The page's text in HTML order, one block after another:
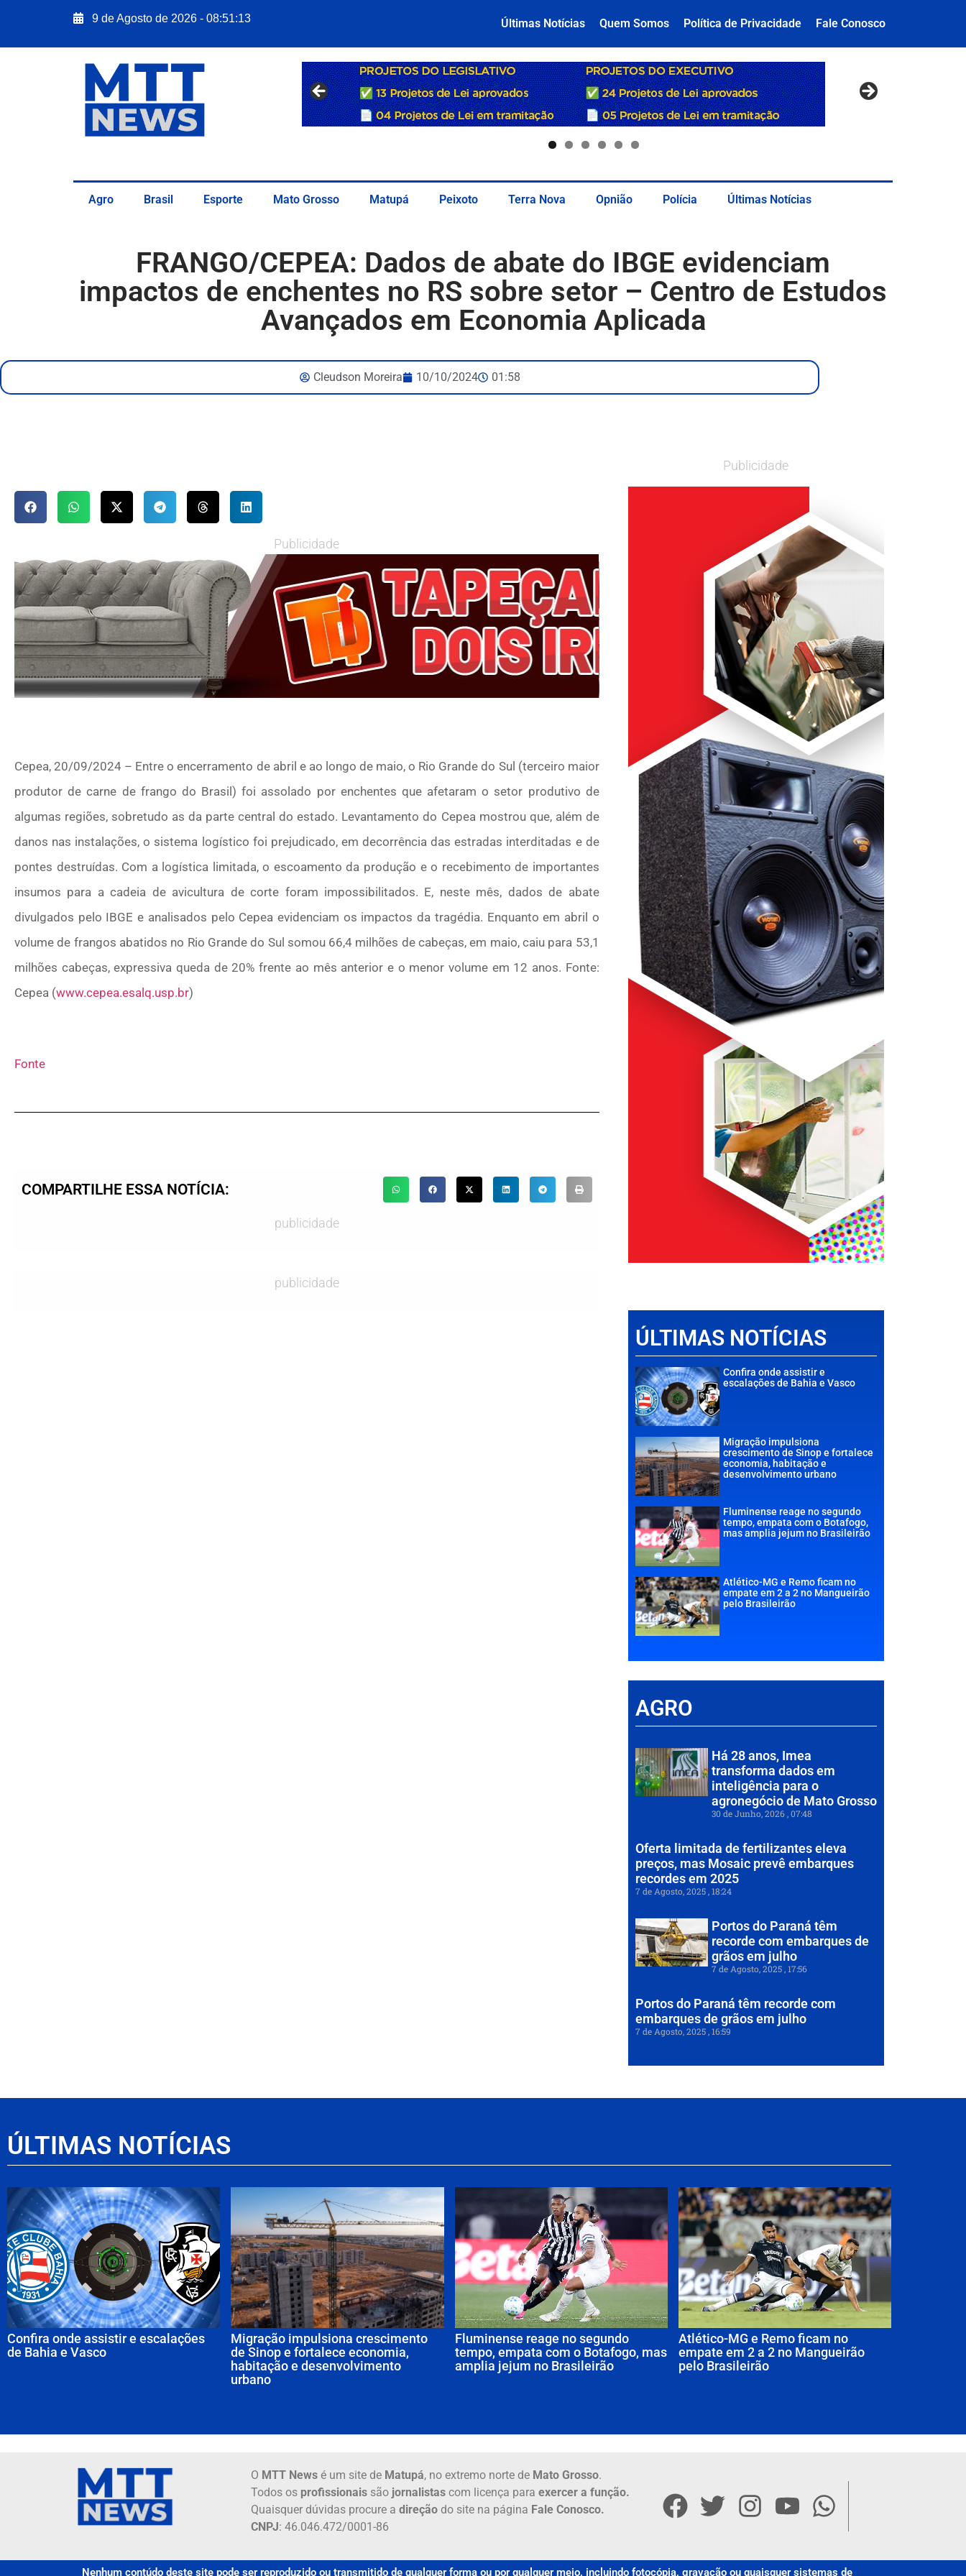
9 de Agosto de 2026 - 08:51:14 Últimas Notícias Quem Somos Política de Privacidade Fale Conosco
Agro Brasil Esporte Mato Grosso Matupá Peixoto Terra Nova Opnião Polícia Últimas Notícias
FRANGO/CEPEA: Dados de abate do IBGE evidenciam
impactos de enchentes no RS sobre setor – Centro de Estudos
Avançados em Economia Aplicada
Cleudson Moreira 10/10/2024 01:58
Publicidade
Cepea, 20/09/2024 – Entre o encerramento de abril e ao longo de maio, o Rio Grande do Sul (terceiro maior
produtor de carne de frango do Brasil) foi assolado por enchentes que afetaram o setor produtivo de
algumas regiões, sobretudo as da parte central do estado. Levantamento do Cepea mostrou que, além de
danos nas instalações, o sistema logístico foi prejudicado, em decorrência das estradas interditadas e de
pontes destruídas. Com a logística limitada, o escoamento da produção e o recebimento de importantes
insumos para a cadeia de avicultura de corte foram impossibilitados. E, neste mês, dados de abate
divulgados pelo IBGE e analisados pelo Cepea evidenciam os impactos da tragédia. Enquanto em abril o
volume de frangos abatidos no Rio Grande do Sul somou 66,4 milhões de cabeças, em maio, caiu para 53,1
milhões cabeças, expressiva queda de 20% frente ao mês anterior e o menor volume em 12 anos. Fonte:
Cepea (www.cepea.esalq.usp.br)
Fonte
COMPARTILHE ESSA NOTÍCIA:
publicidade
publicidade
Publicidade
ÚLTIMAS NOTÍCIAS
Confira onde assistir e
escalações de Bahia e Vasco
Migração impulsiona
crescimento de Sinop e fortalece
economia, habitação e
desenvolvimento urbano
Fluminense reage no segundo
tempo, empata com o Botafogo,
mas amplia jejum no Brasileirão
Atlético-MG e Remo ficam no
empate em 2 a 2 no Mangueirão
pelo Brasileirão
AGRO
Há 28 anos, Imea
transforma dados em
inteligência para o
agronegócio de Mato Grosso
30 de Junho, 2026 07:48
Oferta limitada de fertilizantes eleva
preços, mas Mosaic prevê embarques
recordes em 2025
7 de Agosto, 2025 18:24
Portos do Paraná têm
recorde com embarques de
grãos em julho
7 de Agosto, 2025 17:56
Portos do Paraná têm recorde com
embarques de grãos em julho
7 de Agosto, 2025 16:59
ÚLTIMAS NOTÍCIAS
Confira onde assistir e escalações
de Bahia e Vasco
Migração impulsiona crescimento
de Sinop e fortalece economia,
habitação e desenvolvimento
urbano
Fluminense reage no segundo
tempo, empata com o Botafogo, mas
amplia jejum no Brasileirão
Atlético-MG e Remo ficam no
empate em 2 a 2 no Mangueirão
pelo Brasileirão
O MTT Newsé um site de Matupá, no extremo norte de Mato Grosso.
Todos os profissionaissão jornalistascom licença para exercer a função.
Quaisquer dúvidas procure a direçãodo site na página Fale Conosco.
CNPJ: 46.046.472/0001-86
Nenhum contúdo deste site pode ser reproduzido ou transmitido de qualquer forma ou por qualquer meio, incluindo fotocópia, gravação ou quaisquer sistemas de